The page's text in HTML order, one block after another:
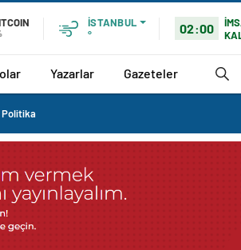
İSTANBUL
°
02:00
Yazarlar Gazeteler
Politika